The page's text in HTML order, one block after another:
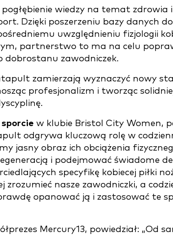
wiedzy na temat zdrowia
Dzięki poszerzeniu bazy danych
uwzględnieniu fizjologii
partnerstwo to ma na celu
dobrostanu zawodniczek.
zamierzają wyznaczyć nowy
profesjonalizm i tworząc
w klubie Bristol City Women,
odgrywa kluczową rolę w
jasny obraz ich obciążenia
i podejmować świadome
specyfikę kobiecej piłki
nasze zawodniczki, a
opanować ją i zastosować te
Mercury13, powiedział: „Od